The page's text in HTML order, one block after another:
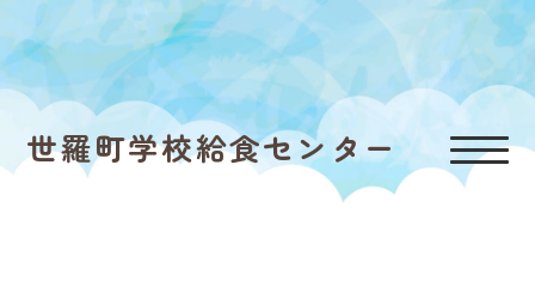
世羅町学校給食センター